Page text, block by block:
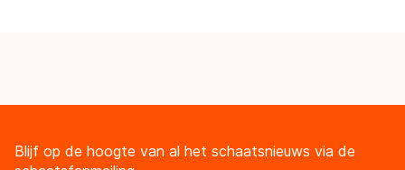
Blijf op de hoogte van al het schaatsnieuws via de